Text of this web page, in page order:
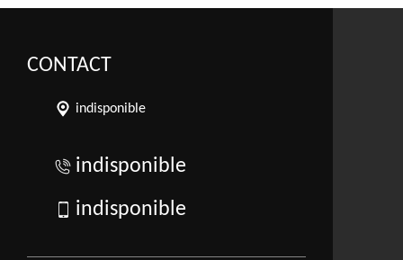
CONTACT
indisponible
indisponible
indisponible